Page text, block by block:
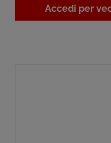
Accedi per